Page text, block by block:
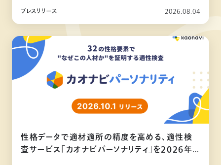
プレスリリース 2026.08.04
性格データで適材適所の精度を高める、適性検
査サービス「カオナビパーソナリティ」を2026年